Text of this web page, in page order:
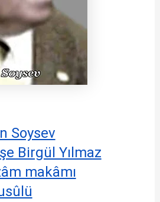
Soysev
Birgül Yılmaz
makâmı